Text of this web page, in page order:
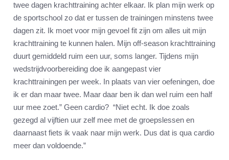
twee dagen krachttraining achter elkaar. Ik plan mijn werk op
de sportschool zo dat er tussen de trainingen minstens twee
dagen zit. Ik moet voor mijn gevoel fit zijn om alles uit mijn
krachttraining te kunnen halen. Mijn off-season krachttraining
duurt gemiddeld ruim een uur, soms langer. Tijdens mijn
wedstrijdvoorbereiding doe ik aangepast vier
krachttrainingen per week. In plaats van vier oefeningen, doe
ik er dan maar twee. Maar daar ben ik dan wel ruim een half
uur mee zoet.” Geen cardio? “Niet echt. Ik doe zoals
gezegd al vijftien uur zelf mee met de groepslessen en
daarnaast fiets ik vaak naar mijn werk. Dus dat is qua cardio
meer dan voldoende.”